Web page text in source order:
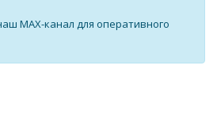
MAX-канал для оперативного